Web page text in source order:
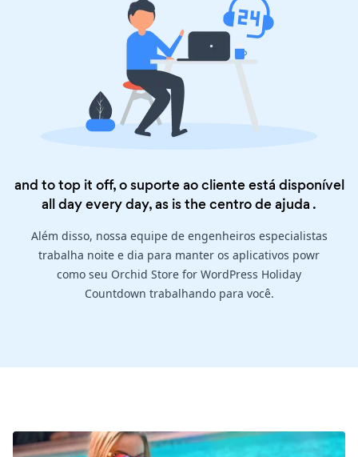
and to top it off, o suporte ao cliente está disponível
all day every day, as is thecentro de ajuda .
Além disso, nossa equipe de engenheiros especialistas
trabalha noite e dia para manter os aplicativos powr
como seu Orchid Store for WordPress Holiday
Countdown trabalhando para você.